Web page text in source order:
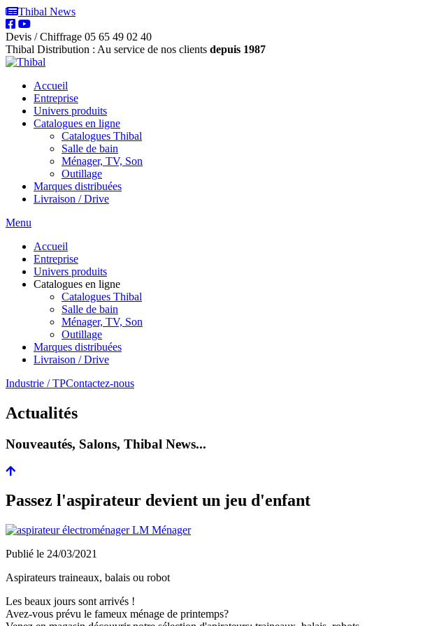
Thibal News
Devis / Chiffrage 05 65 49 02 40
Thibal Distribution : Au service de nos clients depuis 1987
Accueil
Entreprise
Univers produits
Catalogues en ligne
Catalogues Thibal
Salle de bain
Ménager, TV, Son
Outillage
Marques distribuées
Livraison / Drive
Menu
Accueil
Entreprise
Univers produits
Catalogues en ligne
Catalogues Thibal
Salle de bain
Ménager, TV, Son
Outillage
Marques distribuées
Livraison / Drive
Industrie / TPContactez-nous
Actualités
Nouveautés, Salons, Thibal News...
Passez l'aspirateur devient un jeu d'enfant
Publié le 24/03/2021
Aspirateurs traineaux, balais ou robot
Les beaux jours sont arrivés !
Avez-vous prévu le fameux ménage de printemps?